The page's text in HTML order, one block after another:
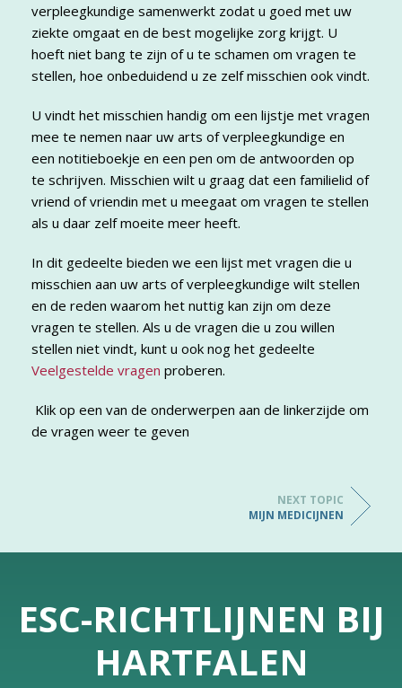
verpleegkundige samenwerkt zodat u goed met uw
ziekte omgaat en de best mogelijke zorg krijgt. U
hoeft niet bang te zijn of u te schamen om vragen te
stellen, hoe onbeduidend u ze zelf misschien ook vindt.
U vindt het misschien handig om een lijstje met vragen
mee te nemen naar uw arts of verpleegkundige en
een notitieboekje en een pen om de antwoorden op
te schrijven. Misschien wilt u graag dat een familielid of
vriend of vriendin met u meegaat om vragen te stellen
als u daar zelf moeite meer heeft.
In dit gedeelte bieden we een lijst met vragen die u
misschien aan uw arts of verpleegkundige wilt stellen
en de reden waarom het nuttig kan zijn om deze
vragen te stellen. Als u de vragen die u zou willen
stellen niet vindt, kunt u ook nog het gedeelte
Veelgestelde vragen proberen.
Klik op een van de onderwerpen aan de linkerzijde om
de vragen weer te geven
NEXT TOPIC
MIJN MEDICIJNEN
ESC-RICHTLIJNEN BIJ
HARTFALEN